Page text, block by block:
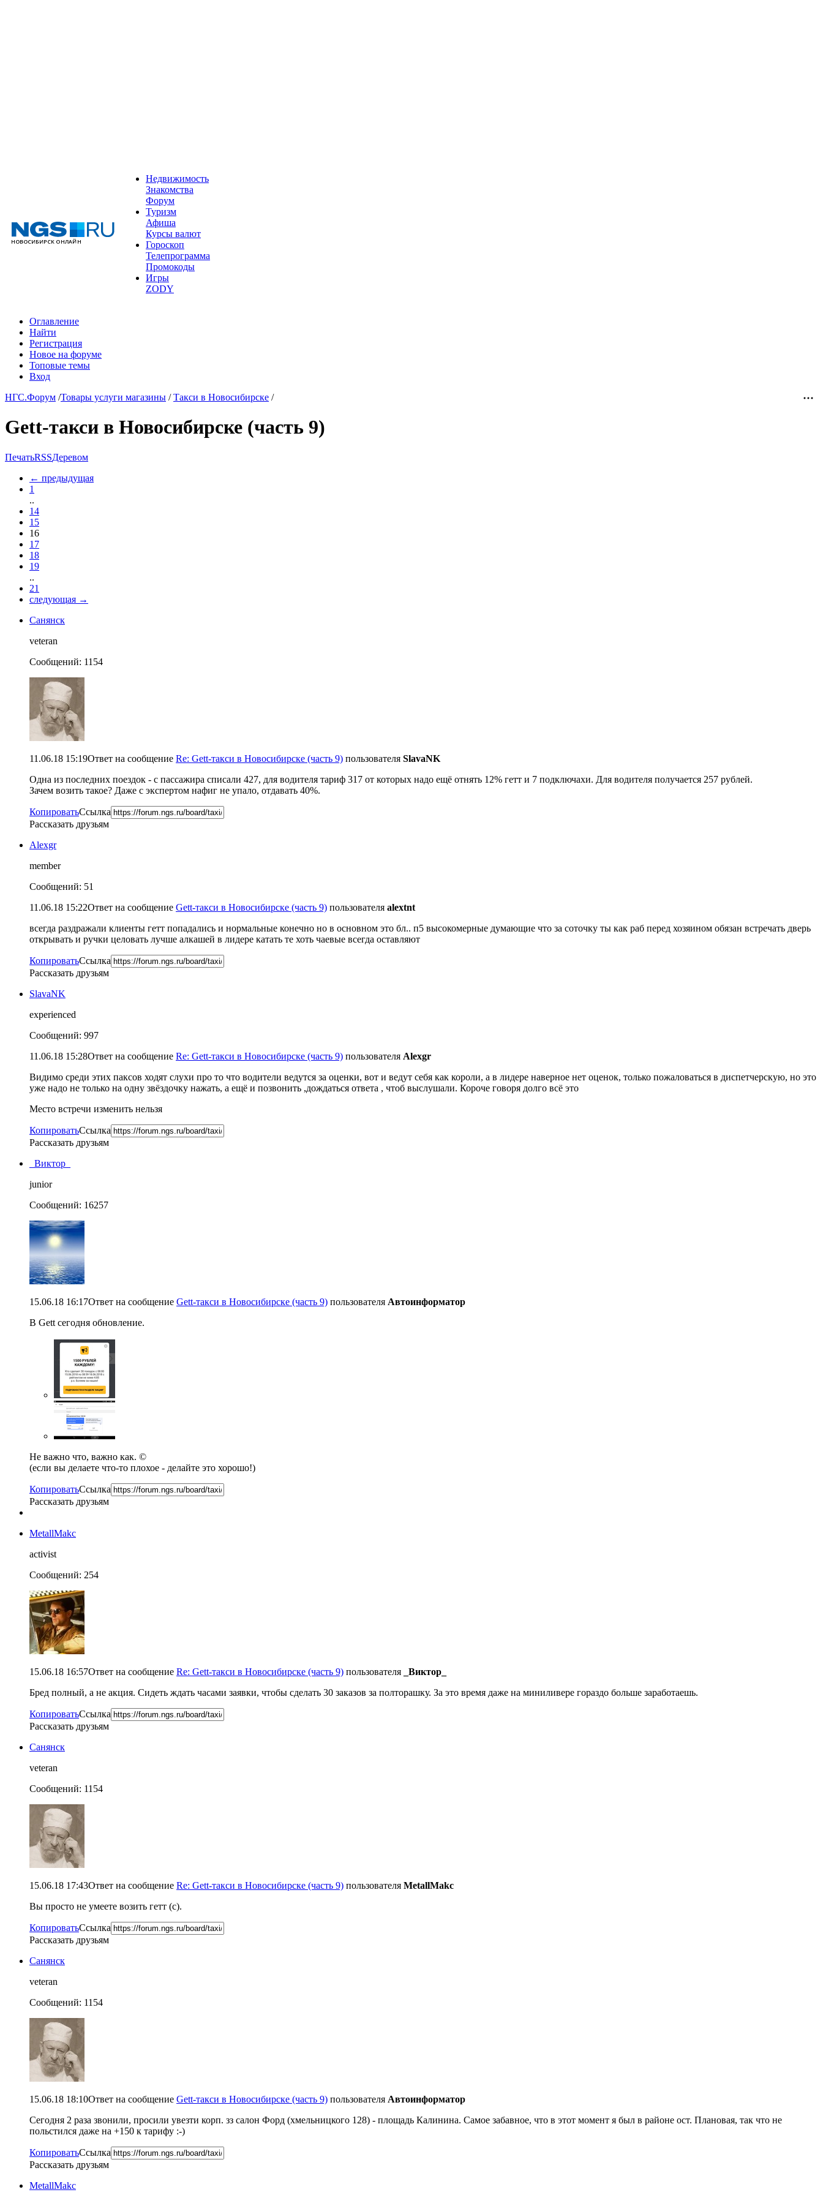
Недвижимость
Знакомства
Форум
Туризм
Афиша
Курсы валют
Гороскоп
Телепрограмма
Промокоды
Игры
ZODY
Оглавление
Найти
Регистрация
Новое на форуме
Топовые темы
Вход
НГС.Форум /Товары услуги магазины /Такси в Новосибирске /
Gett-такси в Новосибирске (часть 9)
ПечатьRSSДеревом
← предыдущая
1
..
14
15
16
17
18
19
..
21
следующая →
Санянск
veteran
Сообщений: 1154
11.06.18 15:19Ответ на сообщение Re: Gett-такси в Новосибирске (часть 9) пользователя SlavaNK
Одна из последних поездок - с пассажира списали 427, для водителя тариф 317 от которых надо ещё отнять 12% гетт и 7 подключахи. Для водителя получается 257 рублей.
Зачем возить такое? Даже с экспертом нафиг не упало, отдавать 40%.
КопироватьСсылка
Рассказать друзьям
Alexgr
member
Сообщений: 51
11.06.18 15:22Ответ на сообщение Gett-такси в Новосибирске (часть 9) пользователя alextnt
всегда раздражали клиенты гетт попадались и нормальные конечно но в основном это бл.. п5 высокомерные думающие что за соточку ты как раб перед хозяином обязан встречать дверь
открывать и ручки целовать лучше алкашей в лидере катать те хоть чаевые всегда оставляют
КопироватьСсылка
Рассказать друзьям
SlavaNK
experienced
Сообщений: 997
11.06.18 15:28Ответ на сообщение Re: Gett-такси в Новосибирске (часть 9) пользователя Alexgr
Видимо среди этих паксов ходят слухи про то что водители ведутся за оценки, вот и ведут себя как короли, а в лидере наверное нет оценок, только пожаловаться в диспетчерскую, но это
уже надо не только на одну звёздочку нажать, а ещё и позвонить ,дождаться ответа , чтоб выслушали. Короче говоря долго всё это
Место встречи изменить нельзя
КопироватьСсылка
Рассказать друзьям
_Виктор_
juniоr
Сообщений: 16257
15.06.18 16:17Ответ на сообщение Gett-такси в Новосибирске (часть 9) пользователя Автоинформатор
В Gett сегодня обновление.
Не важно что, важно как. ©
(если вы делаете что-то плохое - делайте это хорошо!)
КопироватьСсылка
Рассказать друзьям
MetallMakc
activist
Сообщений: 254
15.06.18 16:57Ответ на сообщение Re: Gett-такси в Новосибирске (часть 9) пользователя
_Виктор_
Бред полный, а не акция. Сидеть ждать часами заявки, чтобы сделать 30 заказов за полторашку. За это время даже на миниливере гораздо больше заработаешь.
КопироватьСсылка
Рассказать друзьям
Санянск
veteran
Сообщений: 1154
15.06.18 17:43Ответ на сообщение Re: Gett-такси в Новосибирске (часть 9) пользователя MetallMakc
Вы просто не умеете возить гетт (с).
КопироватьСсылка
Рассказать друзьям
Санянск
veteran
Сообщений: 1154
15.06.18 18:10Ответ на сообщение Gett-такси в Новосибирске (часть 9) пользователя Автоинформатор
Сегодня 2 раза звонили, просили увезти корп. зз салон Форд (хмельницкого 128) - площадь Калинина. Самое забавное, что в этот момент я был в районе ост. Плановая, так что не
польстился даже на +150 к тарифу :-)
КопироватьСсылка
Рассказать друзьям
MetallMakc